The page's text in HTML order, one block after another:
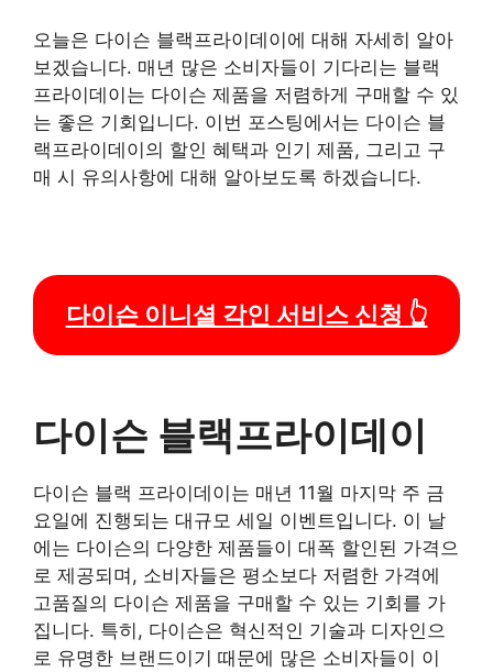
오늘은 다이슨 블랙프라이데이에 대해 자세히 알아
보겠습니다. 매년 많은 소비자들이 기다리는 블랙
프라이데이는 다이슨 제품을 저렴하게 구매할 수 있
는 좋은 기회입니다. 이번 포스팅에서는 다이슨 블
랙프라이데이의 할인 혜택과 인기 제품, 그리고 구
매 시 유의사항에 대해 알아보도록 하겠습니다.
다이슨 이니셜 각인 서비스 신청 👆
다이슨 블랙프라이데이
다이슨 블랙 프라이데이는 매년 11월 마지막 주 금
요일에 진행되는 대규모 세일 이벤트입니다. 이 날
에는 다이슨의 다양한 제품들이 대폭 할인된 가격으
로 제공되며, 소비자들은 평소보다 저렴한 가격에
고품질의 다이슨 제품을 구매할 수 있는 기회를 가
집니다. 특히, 다이슨은 혁신적인 기술과 디자인으
로 유명한 브랜드이기 때문에 많은 소비자들이 이